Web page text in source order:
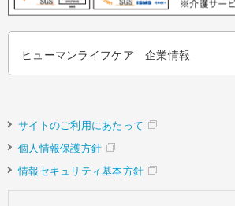
ヒューマンライフケア 企業情報
サイトのご利用にあたって
個人情報保護方針
情報セキュリティ基本方針